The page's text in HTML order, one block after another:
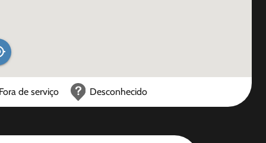
de serviço Desconhecido